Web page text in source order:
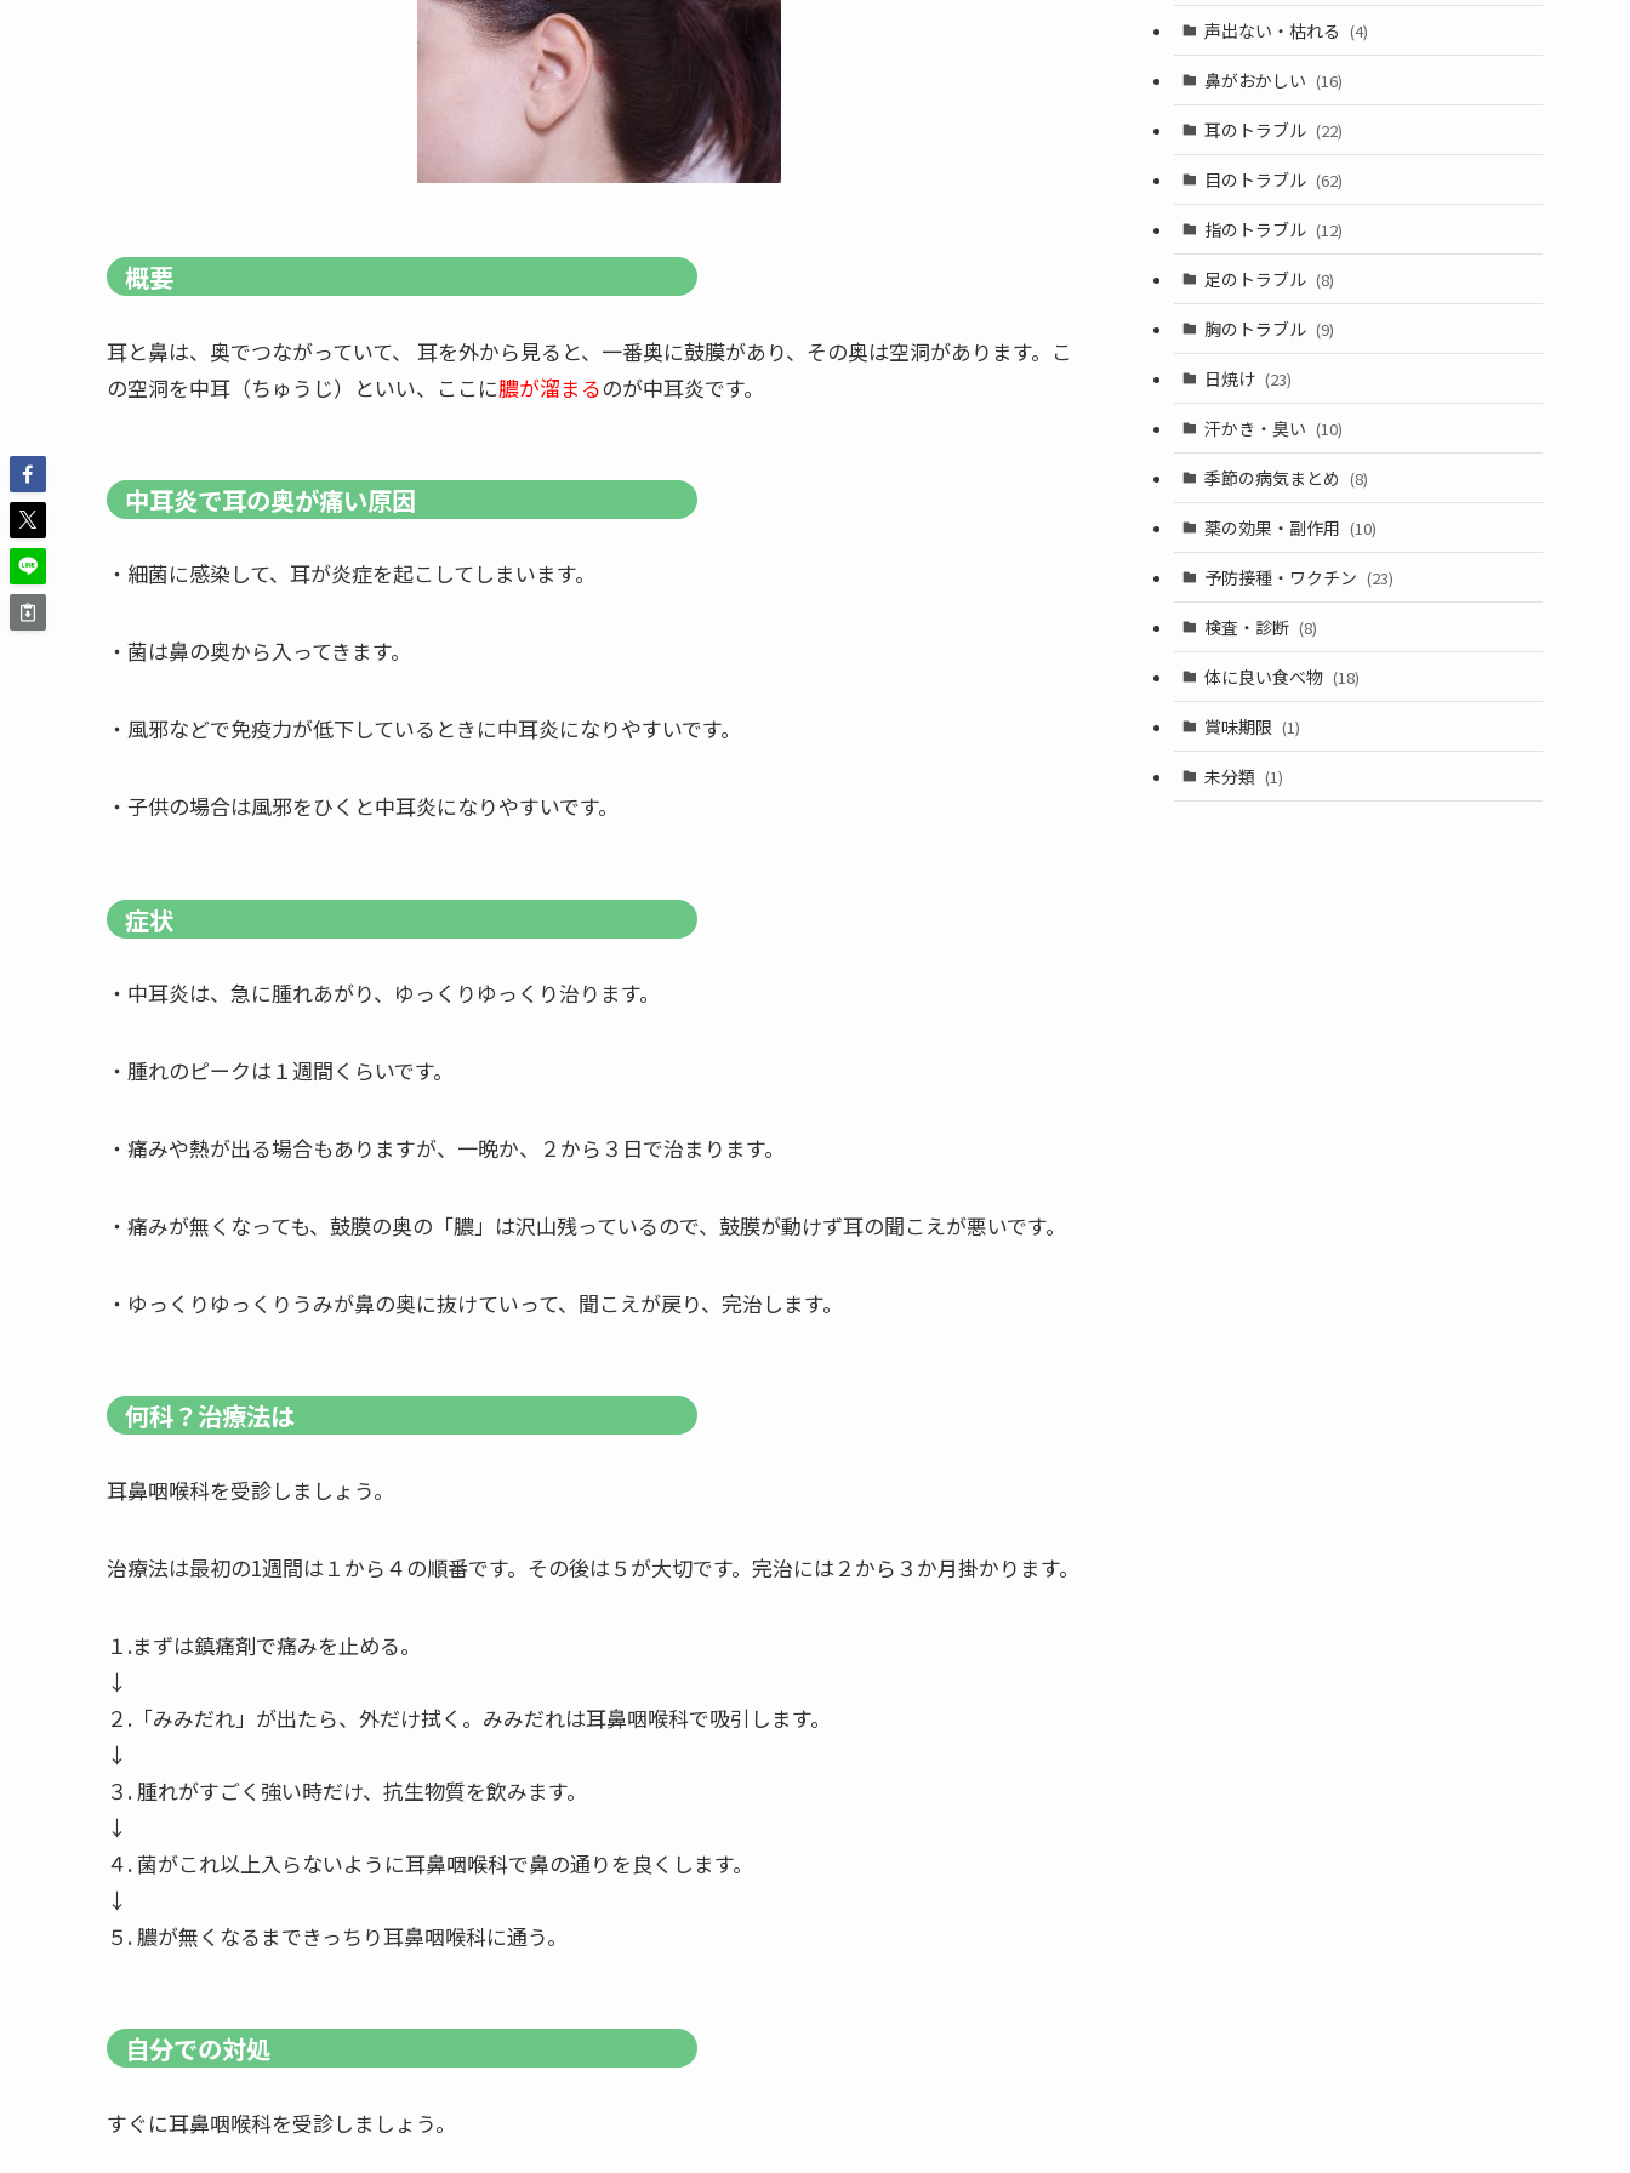
概要
耳と鼻は、奥でつながっていて、 耳を外から見ると、一番奥に鼓膜があり、その奥は空洞があります。こ
の空洞を中耳（ちゅうじ）といい、ここに膿が溜まるのが中耳炎です。
中耳炎で耳の奥が痛い原因
・細菌に感染して、耳が炎症を起こしてしまいます。
・菌は鼻の奥から入ってきます。
・風邪などで免疫力が低下しているときに中耳炎になりやすいです。
・子供の場合は風邪をひくと中耳炎になりやすいです。
症状
・中耳炎は、急に腫れあがり、ゆっくりゆっくり治ります。
・腫れのピークは１週間くらいです。
・痛みや熱が出る場合もありますが、一晩か、２から３日で治まります。
・痛みが無くなっても、鼓膜の奥の「膿」は沢山残っているので、鼓膜が動けず耳の聞こえが悪いです。
・ゆっくりゆっくりうみが鼻の奥に抜けていって、聞こえが戻り、完治します。
何科？治療法は
耳鼻咽喉科を受診しましょう。
治療法は最初の1週間は１から４の順番です。その後は５が大切です。完治には２から３か月掛かります。
１.まずは鎮痛剤で痛みを止める。
↓
２.「みみだれ」が出たら、外だけ拭く。みみだれは耳鼻咽喉科で吸引します。
↓
３. 腫れがすごく強い時だけ、抗生物質を飲みます。
↓
４. 菌がこれ以上入らないように耳鼻咽喉科で鼻の通りを良くします。
↓
５. 膿が無くなるまできっちり耳鼻咽喉科に通う。
自分での対処
すぐに耳鼻咽喉科を受診しましょう。
声出ない・枯れる (4)
鼻がおかしい (16)
耳のトラブル (22)
目のトラブル (62)
指のトラブル (12)
足のトラブル (8)
胸のトラブル (9)
日焼け (23)
汗かき・臭い (10)
季節の病気まとめ (8)
薬の効果・副作用 (10)
予防接種・ワクチン (23)
検査・診断 (8)
体に良い食べ物 (18)
賞味期限 (1)
未分類 (1)